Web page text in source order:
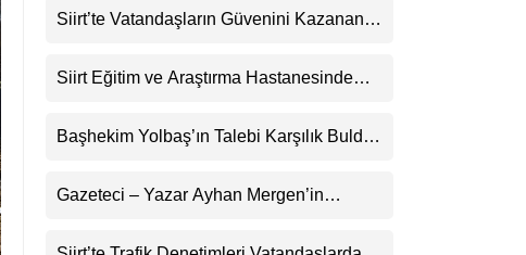
Teknoloji
Siirt’te Vatandaşların Güvenini Kazanan
Topluyor
Siirt Eğitim ve Araştırma Hastanesinde
Girdi! Randevularda Bekleme Süresi
Başhekim Yolbaş’ın Talebi Karşılık Buldu:
Gazeteci – Yazar Ayhan Mergen’in
Trafik Kuralları”